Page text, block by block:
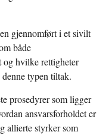
gjennomført i et sivilt
både
og hvilke rettigheter
typen tiltak.
prosedyrer som ligger
ansvarsforholdet er
allierte styrker som